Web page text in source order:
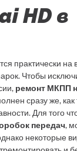
HD в
практически на
Чтобы
ремонт МКПП
сразу же, как
Для того
передач,
некоторые